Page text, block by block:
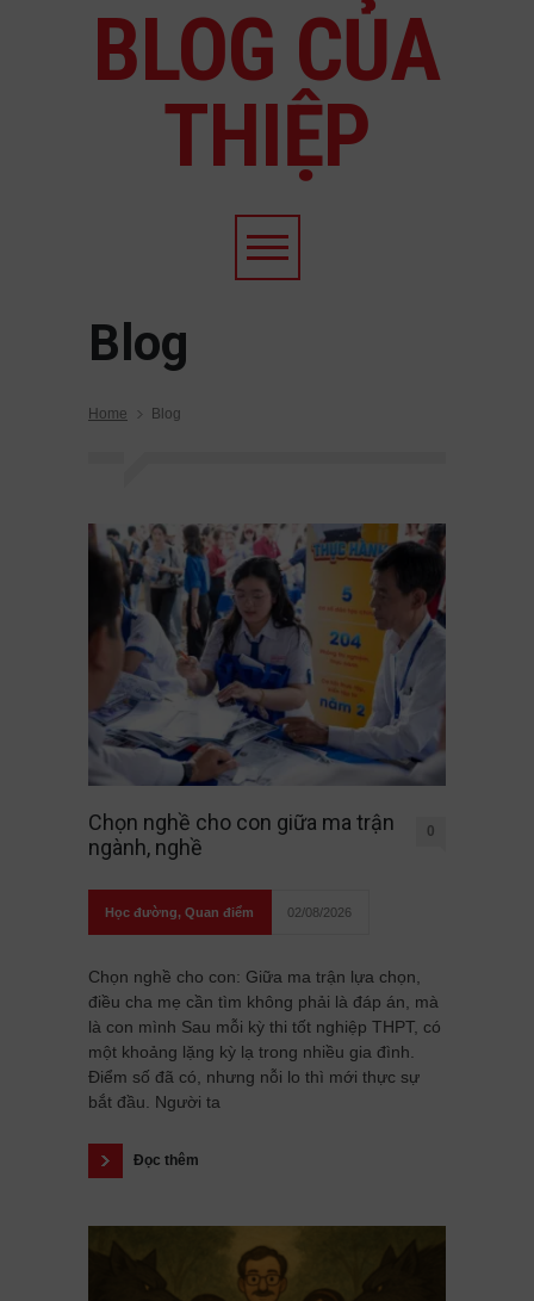
BLOG CỦA
THIỆP
Blog
Home Blog
Chọn nghề cho con giữa ma trận
ngành, nghề
0
Học đường, Quan điểm 02/08/2026
Chọn nghề cho con: Giữa ma trận lựa chọn,
điều cha mẹ cần tìm không phải là đáp án, mà
là con mình Sau mỗi kỳ thi tốt nghiệp THPT, có
một khoảng lặng kỳ lạ trong nhiều gia đình.
Điểm số đã có, nhưng nỗi lo thì mới thực sự
bắt đầu. Người ta
Đọc thêm